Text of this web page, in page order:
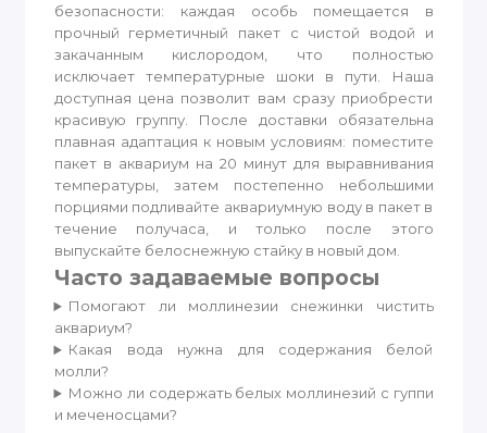
безопасности: каждая особь помещается в
прочный герметичный пакет с чистой водой и
закачанным кислородом, что полностью
исключает температурные шоки в пути. Наша
доступная цена позволит вам сразу приобрести
красивую группу. После доставки обязательна
плавная адаптация к новым условиям: поместите
пакет в аквариум на 20 минут для выравнивания
температуры, затем постепенно небольшими
порциями подливайте аквариумную воду в пакет в
течение получаса, и только после этого
выпускайте белоснежную стайку в новый дом.
Часто задаваемые вопросы
Помогают ли моллинезии снежинки чистить
аквариум?
Какая вода нужна для содержания белой
молли?
Можно ли содержать белых моллинезий с гуппи
и меченосцами?